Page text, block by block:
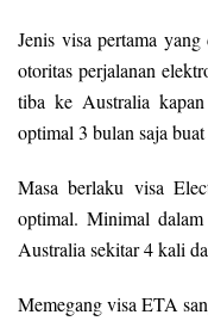
Jenis visa pertama
otoritas perjalanan
tiba ke Australia
optimal 3 bulan saja
Masa berlaku visa
optimal. Minimal
Australia sekitar 4 kali
Memegang visa ETA